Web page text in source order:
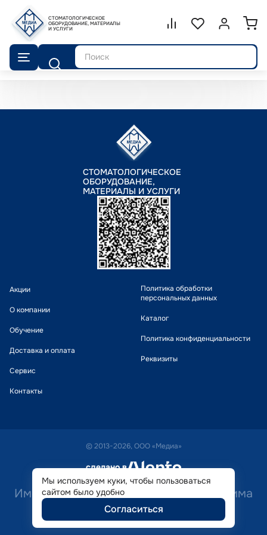
СТОМАТОЛОГИЧЕСКОЕ
ОБОРУДОВАНИЕ, МАТЕРИАЛЫ
И УСЛУГИ
Сравнение.
СписокВойти или
Поиск
СТОМАТОЛОГИЧЕСКОЕ
ОБОРУДОВАНИЕ,
МАТЕРИАЛЫ И УСЛУГИ
Акции
О компании
Обучение
Доставка и оплата
Сервис
Контакты
Политика обработки
персональных данных
Каталог
Политика конфиденциальности
Реквизиты
© 2013-2026, ООО «Медиа»
сделано в alente
Имеются противопоказания. Необходима
консультация специалиста.
Мы используем куки, чтобы пользоваться
сайтом было удобно
Согласиться